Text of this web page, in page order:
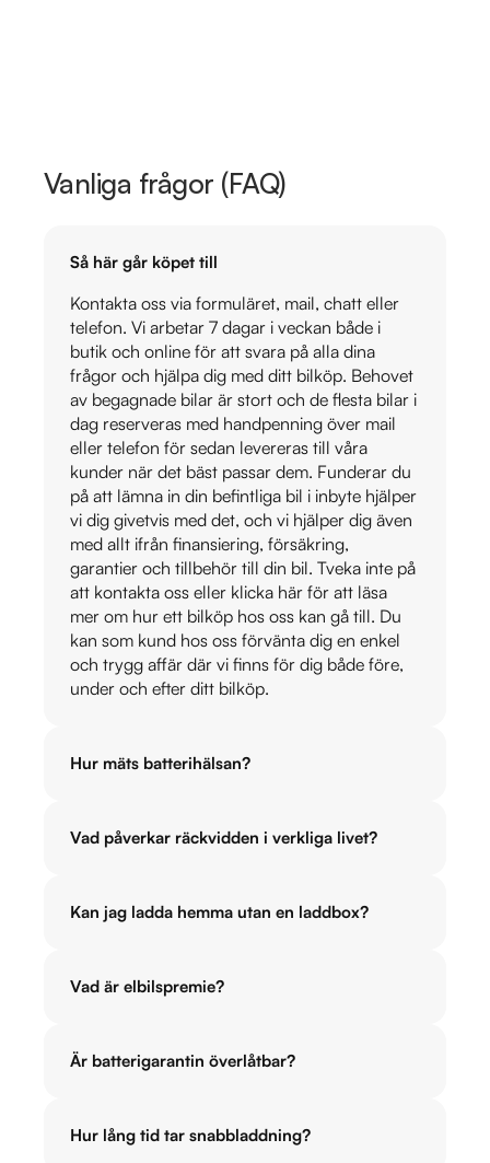
Vanliga frågor (FAQ)
Så här går köpet till
Kontakta oss via formuläret, mail, chatt eller
telefon. Vi arbetar 7 dagar i veckan både i
butik och online för att svara på alla dina
frågor och hjälpa dig med ditt bilköp. Behovet
av begagnade bilar är stort och de flesta bilar i
dag reserveras med handpenning över mail
eller telefon för sedan levereras till våra
kunder när det bäst passar dem. Funderar du
på att lämna in din befintliga bil i inbyte hjälper
vi dig givetvis med det, och vi hjälper dig även
med allt ifrån finansiering, försäkring,
garantier och tillbehör till din bil. Tveka inte på
att kontakta oss eller klicka här för att läsa
mer om hur ett bilköp hos oss kan gå till. Du
kan som kund hos oss förvänta dig en enkel
och trygg affär där vi finns för dig både före,
under och efter ditt bilköp.
Hur mäts batterihälsan?
Vad påverkar räckvidden i verkliga livet?
Kan jag ladda hemma utan en laddbox?
Vad är elbilspremie?
Är batterigarantin överlåtbar?
Hur lång tid tar snabbladdning?